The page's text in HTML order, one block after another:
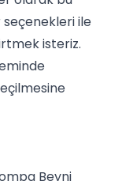
seçenekleri ile
isteriz.
Beyni